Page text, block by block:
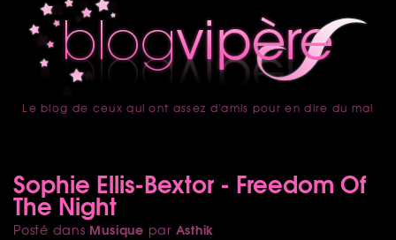
accueil
Le blog de ceux qui ont assez d'amis pour en dire du mal
Sophie Ellis-Bextor - Freedom Of
The Night
Posté dans Musique par Asthik